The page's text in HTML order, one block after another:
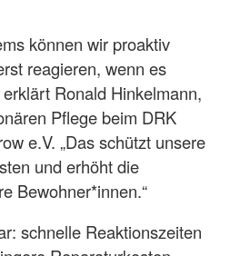
können wir proaktiv
reagieren, wenn es
Ronald Hinkelmann,
Pflege beim DRK
e.V. „Das schützt unsere
und erhöht die
Bewohner*innen.“
schnelle Reaktionszeiten